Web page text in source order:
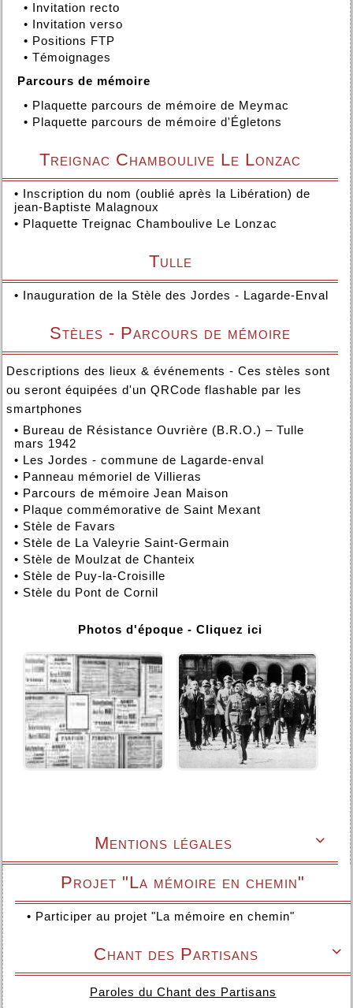
• Invitation recto
• Invitation verso
• Positions FTP
• Témoignages
Parcours de mémoire
• Plaquette parcours de mémoire de Meymac
• Plaquette parcours de mémoire d'Égletons
Treignac Chamboulive Le Lonzac
• Inscription du nom (oublié après la Libération) de
jean-Baptiste Malagnoux
• Plaquette Treignac Chamboulive Le Lonzac
Tulle
• Inauguration de la Stèle des Jordes - Lagarde-Enval
Stèles - Parcours de mémoire
Descriptions des lieux & événements - Ces stèles sont
ou seront équipées d'un QRCode flashable par les
smartphones
• Bureau de Résistance Ouvrière (B.R.O.) – Tulle
mars 1942
• Les Jordes - commune de Lagarde-enval
• Panneau mémoriel de Villieras
• Parcours de mémoire Jean Maison
• Plaque commémorative de Saint Mexant
• Stèle de Favars
• Stèle de La Valeyrie Saint-Germain
• Stèle de Moulzat de Chanteix
• Stèle de Puy-la-Croisille
• Stèle du Pont de Cornil
Photos d'époque - Cliquez ici

Mentions légales
Projet "La mémoire en chemin"
• Participer au projet "La mémoire en chemin"

Chant des Partisans
Paroles du Chant des Partisans